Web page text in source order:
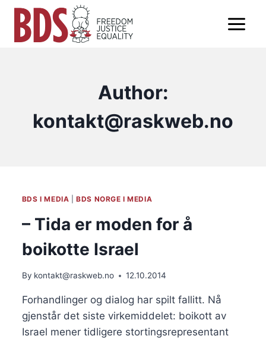
Skip
content
Author:
kontakt@raskweb.no
BDS I MEDIA |BDS NORGE I MEDIA
– Tida er moden for å
boikotte Israel
By kontakt@raskweb.no 12.10.2014
Forhandlinger og dialog har spilt fallitt. Nå
gjenstår det siste virkemiddelet: boikott av
Israel mener tidligere stortingsrepresentant